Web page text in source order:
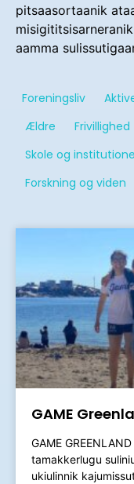
pitsaasortaanik
aamma
Foreningsliv
Ældre
Frivillighed
Skole og
Forskning og viden
GAME
GAME
tamakkerlugu
ukiulinnik